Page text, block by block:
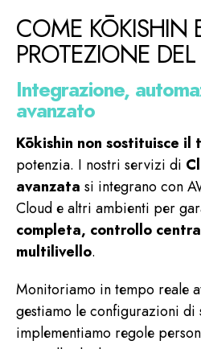
COME KŌKISHIN
PROTEZIONE
Integrazione,
avanzato
Kōkishin non sostituisce il
potenzia. I nostri servizi di
avanzata si integrano con
Cloud e altri ambienti per
completa, controllo
multilivello.
Monitoriamo in tempo reale
gestiamo le configurazioni di
implementiamo regole